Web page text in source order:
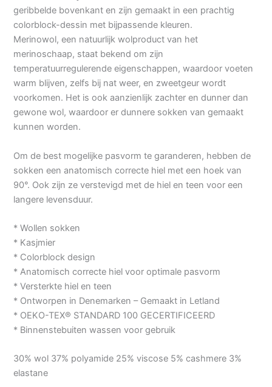
geribbelde bovenkant en zijn gemaakt in een prachtig
colorblock-dessin met bijpassende kleuren.
Merinowol, een natuurlijk wolproduct van het
merinoschaap, staat bekend om zijn
temperatuurregulerende eigenschappen, waardoor voeten
warm blijven, zelfs bij nat weer, en zweetgeur wordt
voorkomen. Het is ook aanzienlijk zachter en dunner dan
gewone wol, waardoor er dunnere sokken van gemaakt
kunnen worden.
Om de best mogelijke pasvorm te garanderen, hebben de
sokken een anatomisch correcte hiel met een hoek van
90°. Ook zijn ze verstevigd met de hiel en teen voor een
langere levensduur.
* Wollen sokken
* Kasjmier
* Colorblock design
* Anatomisch correcte hiel voor optimale pasvorm
* Versterkte hiel en teen
* Ontworpen in Denemarken – Gemaakt in Letland
* OEKO-TEX® STANDARD 100 GECERTIFICEERD
* Binnenstebuiten wassen voor gebruik
30% wol 37% polyamide 25% viscose 5% cashmere 3%
elastane